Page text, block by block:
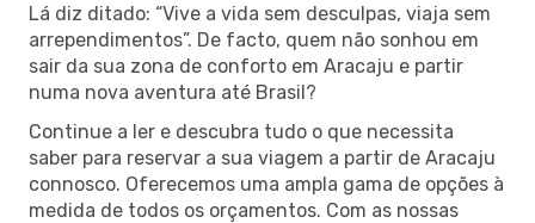
Lá diz ditado: “Vive a vida sem desculpas, viaja sem
arrependimentos”. De facto, quem não sonhou em
sair da sua zona de conforto em Aracaju e partir
numa nova aventura até Brasil?
Continue a ler e descubra tudo o que necessita
saber para reservar a sua viagem a partir de Aracaju
connosco. Oferecemos uma ampla gama de opções à
medida de todos os orçamentos. Com as nossas